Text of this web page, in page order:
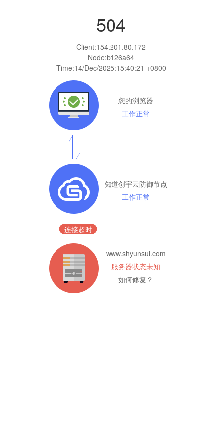
504
Client:154.201.80.172
Node:b126a64
Time:14/Dec/2025:15:40:21 +0800
您的浏览器
工作正常
知道创宇云防御节点
工作正常
连接超时
www.shyunsui.com
服务器状态未知
如何修复？